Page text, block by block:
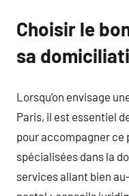
Choisir le
sa
Lorsqu’on envisage
Paris, il est essentiel
pour accompagner
spécialisées dans la
services allant bien